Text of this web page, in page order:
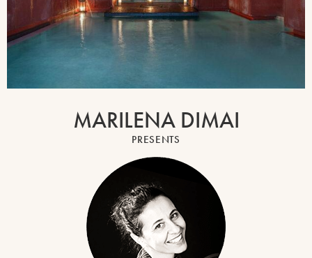
MARILENA DIMAI
PRESENTS